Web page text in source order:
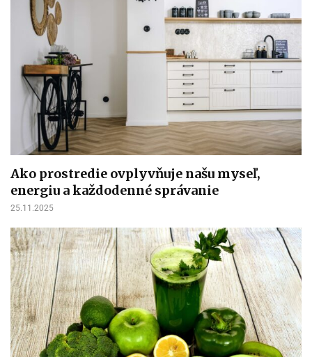
Ako prostredie ovplyvňuje našu myseľ,
energiu a každodenné správanie
25.11.2025